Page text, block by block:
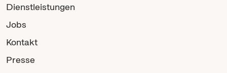
Dienstleistungen
Jobs
Kontakt
Presse